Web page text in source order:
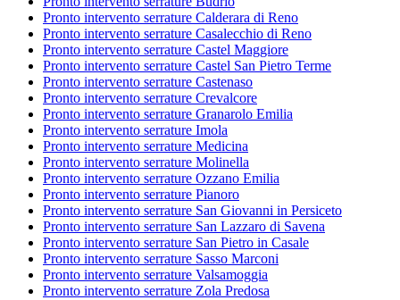
Pronto intervento serrature Calderara di Reno
Pronto intervento serrature Casalecchio di Reno
Pronto intervento serrature Castel Maggiore
Pronto intervento serrature Castel San Pietro Terme
Pronto intervento serrature Castenaso
Pronto intervento serrature Crevalcore
Pronto intervento serrature Granarolo Emilia
Pronto intervento serrature Imola
Pronto intervento serrature Medicina
Pronto intervento serrature Molinella
Pronto intervento serrature Ozzano Emilia
Pronto intervento serrature Pianoro
Pronto intervento serrature San Giovanni in Persiceto
Pronto intervento serrature San Lazzaro di Savena
Pronto intervento serrature San Pietro in Casale
Pronto intervento serrature Sasso Marconi
Pronto intervento serrature Valsamoggia
Pronto intervento serrature Zola Predosa